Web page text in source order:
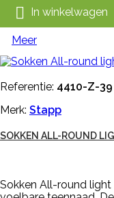
 In winkelwagen
Meer
Referentie: 4410-Z-39
Merk: Stapp
SOKKEN ALL-ROUND
Sokken All-round